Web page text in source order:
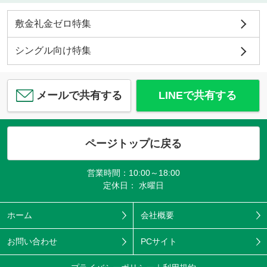
敷金礼金ゼロ特集
シングル向け特集
メールで共有する LINEで共有する
ページトップに戻る
営業時間：10:00～18:00
定休日： 水曜日
ホーム 会社概要
お問い合わせ PCサイト